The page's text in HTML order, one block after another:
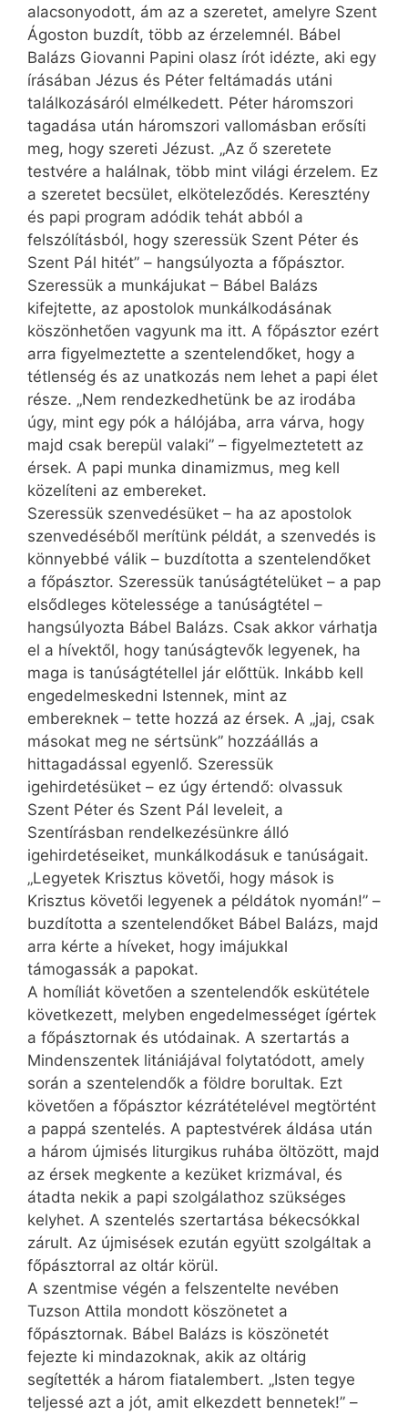
alacsonyodott, ám az a szeretet, amelyre Szent
Ágoston buzdít, több az érzelemnél. Bábel
Balázs Giovanni Papini olasz írót idézte, aki egy
írásában Jézus és Péter feltámadás utáni
találkozásáról elmélkedett. Péter háromszori
tagadása után háromszori vallomásban erősíti
meg, hogy szereti Jézust. „Az ő szeretete
testvére a halálnak, több mint világi érzelem. Ez
a szeretet becsület, elköteleződés. Keresztény
és papi program adódik tehát abból a
felszólításból, hogy szeressük Szent Péter és
Szent Pál hitét” – hangsúlyozta a főpásztor.
Szeressük a munkájukat – Bábel Balázs
kifejtette, az apostolok munkálkodásának
köszönhetően vagyunk ma itt. A főpásztor ezért
arra figyelmeztette a szentelendőket, hogy a
tétlenség és az unatkozás nem lehet a papi élet
része. „Nem rendezkedhetünk be az irodába
úgy, mint egy pók a hálójába, arra várva, hogy
majd csak berepül valaki” – figyelmeztetett az
érsek. A papi munka dinamizmus, meg kell
közelíteni az embereket.
Szeressük szenvedésüket – ha az apostolok
szenvedéséből merítünk példát, a szenvedés is
könnyebbé válik – buzdította a szentelendőket
a főpásztor. Szeressük tanúságtételüket – a pap
elsődleges kötelessége a tanúságtétel –
hangsúlyozta Bábel Balázs. Csak akkor várhatja
el a hívektől, hogy tanúságtevők legyenek, ha
maga is tanúságtétellel jár előttük. Inkább kell
engedelmeskedni Istennek, mint az
embereknek – tette hozzá az érsek. A „jaj, csak
másokat meg ne sértsünk” hozzáállás a
hittagadással egyenlő. Szeressük
igehirdetésüket – ez úgy értendő: olvassuk
Szent Péter és Szent Pál leveleit, a
Szentírásban rendelkezésünkre álló
igehirdetéseiket, munkálkodásuk e tanúságait.
„Legyetek Krisztus követői, hogy mások is
Krisztus követői legyenek a példátok nyomán!” –
buzdította a szentelendőket Bábel Balázs, majd
arra kérte a híveket, hogy imájukkal
támogassák a papokat.
A homíliát követően a szentelendők eskütétele
következett, melyben engedelmességet ígértek
a főpásztornak és utódainak. A szertartás a
Mindenszentek litániájával folytatódott, amely
során a szentelendők a földre borultak. Ezt
követően a főpásztor kézrátételével megtörtént
a pappá szentelés. A paptestvérek áldása után
a három újmisés liturgikus ruhába öltözött, majd
az érsek megkente a kezüket krizmával, és
átadta nekik a papi szolgálathoz szükséges
kelyhet. A szentelés szertartása békecsókkal
zárult. Az újmisések ezután együtt szolgáltak a
főpásztorral az oltár körül.
A szentmise végén a felszentelte nevében
Tuzson Attila mondott köszönetet a
főpásztornak. Bábel Balázs is köszönetét
fejezte ki mindazoknak, akik az oltárig
segítették a három fiatalembert. „Isten tegye
teljessé azt a jót, amit elkezdett bennetek!” –